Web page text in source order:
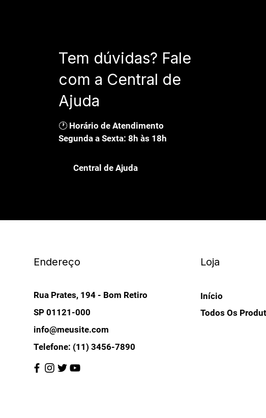
Tem dúvidas? Fale
com a Central de
Ajuda
🕐 Horário de Atendimento
Segunda a Sexta: 8h às 18h
Central de Ajuda
Endereço
Rua Prates, 194 - Bom Retiro
SP 01121-000
info@meusite.com
Telefone: (11) 3456-7890
Loja
Início
Todos Os